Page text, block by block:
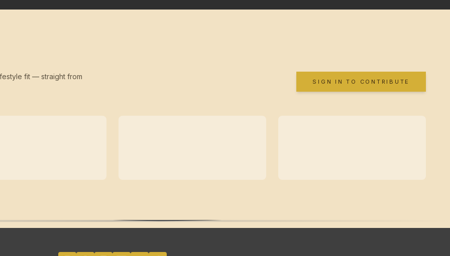
fit — straight from
SIGN IN TO CONTRIBUTE